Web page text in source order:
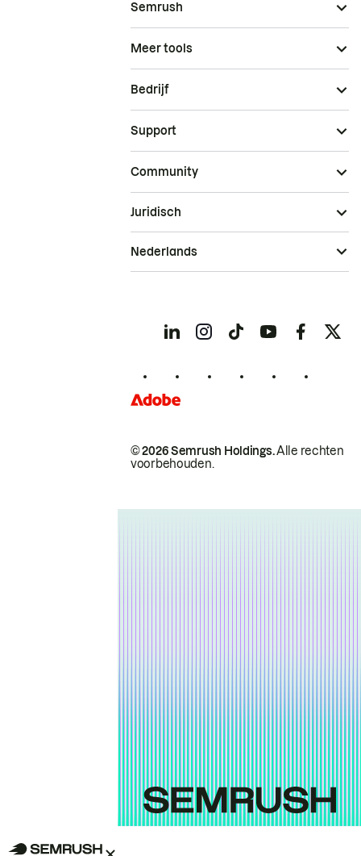
Semrush
Meer tools
Bedrijf
Support
Community
© 2026 Semrush Holdings.Alle rechten
voorbehouden.
Juridisch
Nederlands